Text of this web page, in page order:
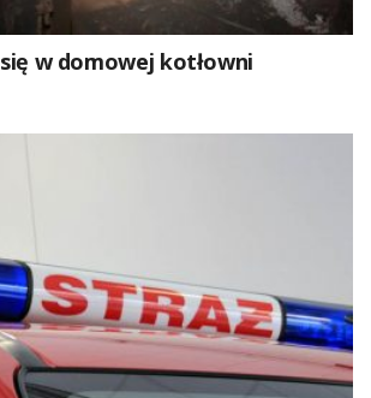
w domowej kotłowni